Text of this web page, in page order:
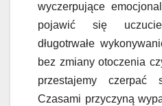
wyczerpujące
pojawić się
długotrwałe
bez zmiany otoczenia
przestajemy czerpać
Czasami przyczyną